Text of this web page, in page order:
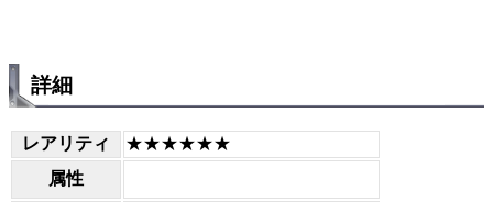
詳細
レアリティ
★★★★★★
属性